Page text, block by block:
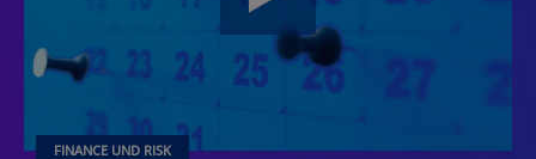
FINANCE UND RISK